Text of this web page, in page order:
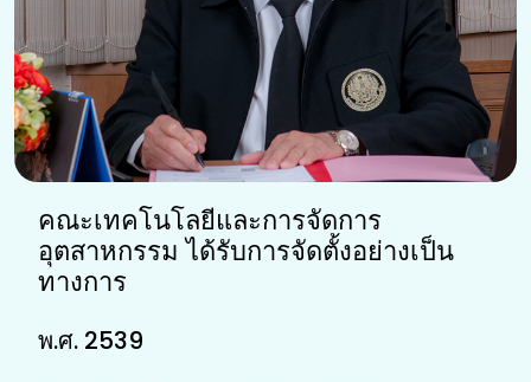
คณะเทคโนโลยีและการจัดการ
อุตสาหกรรม ได้รับการจัดตั้งอย่างเป็น
ทางการ
พ.ศ. 2539